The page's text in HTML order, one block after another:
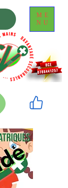
ME
NU